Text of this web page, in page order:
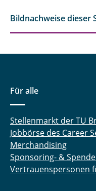
Bildnachweise dieser
Für alle
Stellenmarkt der TU
Jobbörse des Career
Merchandising
Sponsoring- &
Vertrauenspersonen